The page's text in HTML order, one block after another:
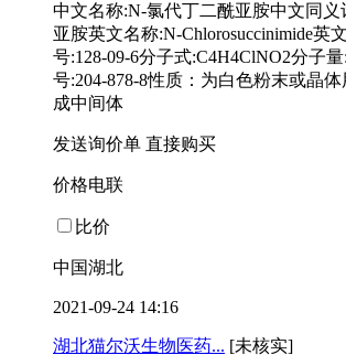
中文名称:N-氯代丁二酰亚胺中文同
亚胺英文名称:N-Chlorosuccinimide英
号:128-09-6分子式:C4H4ClNO2分子量
号:204-878-8性质：为白色粉末或晶
成中间体
发送询价单 直接购买
价格电联
比价
中国湖北
2021-09-24 14:16
湖北猫尔沃生物医药... [未核实]